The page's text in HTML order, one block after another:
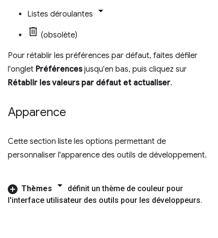
Listes déroulantes
(obsolète)
Pour rétablir les préférences par défaut, faites défiler
l'onglet Préférencesjusqu'en bas, puis cliquez sur
Rétablir les valeurs par défaut et actualiser.
Apparence
Cette section liste les options permettant de
personnaliser l'apparence des outils de développement.
Thèmes
définit un thème de couleur pour
l'interface utilisateur des outils pour les développeurs.